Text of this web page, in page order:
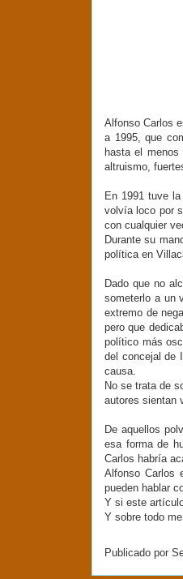
Alfonso Carlos
a 1995, que
hasta el
altruismo,
En 1991 tuve
volvía loco por
con cualquier
Durante su
política en
Dado que no
someterlo a un
extremo de
pero que
político más
del concejal de
causa.
No se trata de
autores sientan
De aquellos
esa forma de
Carlos habría
Alfonso Carlos
pueden hablar
Y si este
Y sobre todo
Publicado por